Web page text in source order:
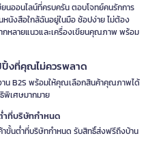
นออนไลน์ที่ครบครัน ตอบโจทย์คนรักการ
นังสือใกล้ฉันอยู่ในมือ ช้อปง่าย ไม่ต้อง
กหลายแนวและเครื่องเขียนคุณภาพ พร้อม
ปิ้งที่คุณไม่ควรพลาด
าน B2S พร้อมให้คุณเลือกสินค้าคุณภาพได้
พิเศษมากมาย
ำที่บริษัทกำหนด
ขั้นต่ำที่บริษัทกำหนด รับสิทธิ์ส่งฟรีถึงบ้าน